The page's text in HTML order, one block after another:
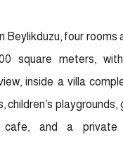
Beylikduzu, four rooms
square meters,
inside a villa
children’s playgrounds,
cafe, and a